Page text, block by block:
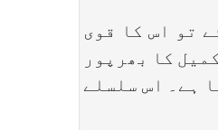
تو اس کا قوی
کا بھرپور
ہے۔ اس سلسلے